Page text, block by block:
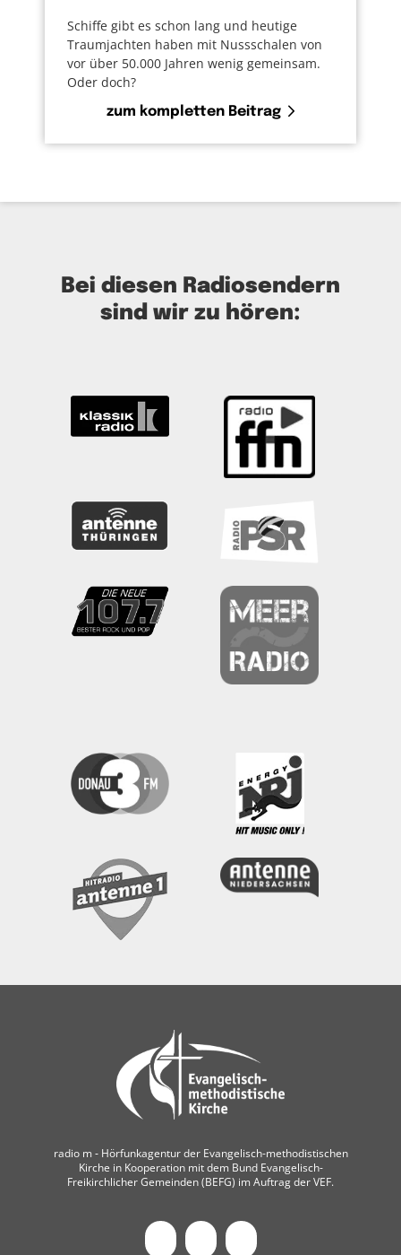
Schiffe gibt es schon lang und heutige
Traumjachten haben mit Nussschalen von
vor über 50.000 Jahren wenig gemeinsam.
Oder doch?
zum kompletten Beitrag
Bei diesen Radiosendern
sind wir zu hören:
radio m ‐ Hörfunkagentur der Evangelisch-methodistischen
Kirche in Kooperation mit dem Bund Evangelisch-
Freikirchlicher Gemeinden (BEFG) im Auftrag der VEF.